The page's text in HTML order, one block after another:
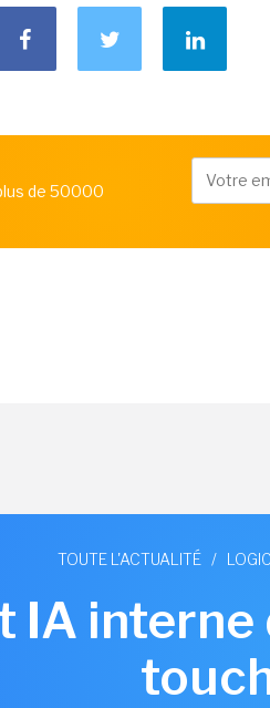
de 50000
TOUTE L'ACTUALITÉ /
IA